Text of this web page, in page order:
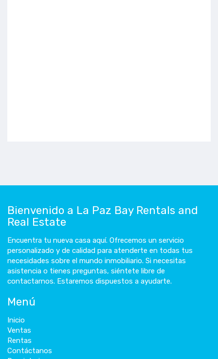
Bienvenido a La Paz Bay Rentals and
Real Estate
Encuentra tu nueva casa aquí. Ofrecemos un servicio
personalizado y de calidad para atenderte en todas tus
necesidades sobre el mundo inmobiliario. Si necesitas
asistencia o tienes preguntas, siéntete libre de
contactarnos. Estaremos dispuestos a ayudarte.
Menú
Inicio
Ventas
Rentas
Contáctanos